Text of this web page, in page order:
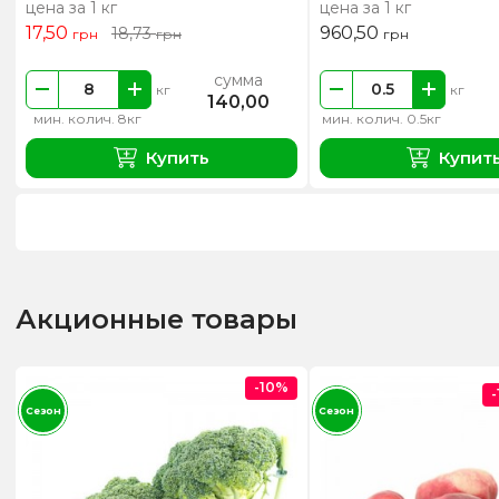
цена за 1 кг
17,50 грн 18,73грн
мин. колич. 8кг
кг сумма
140,00
Купить
цена за 1 кг
960,50 грн
мин. колич. 0.5кг
кг
Акционные товары
-10%
Сезон Сезон